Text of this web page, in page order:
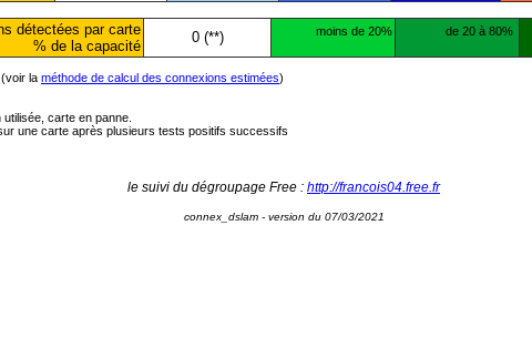
détectées par carte
% de la capacité
0 (**) moins de 20% de 20 à 80%
la méthode de calcul des connexions estimées)
carte en panne.
une carte après plusieurs tests positifs successifs
le suivi du dégroupage Free : http://francois04.free.fr
connex_dslam - version du 07/03/2021